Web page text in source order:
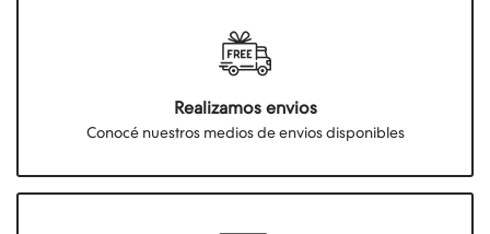
Realizamos envios
Conocé nuestros medios de envios disponibles